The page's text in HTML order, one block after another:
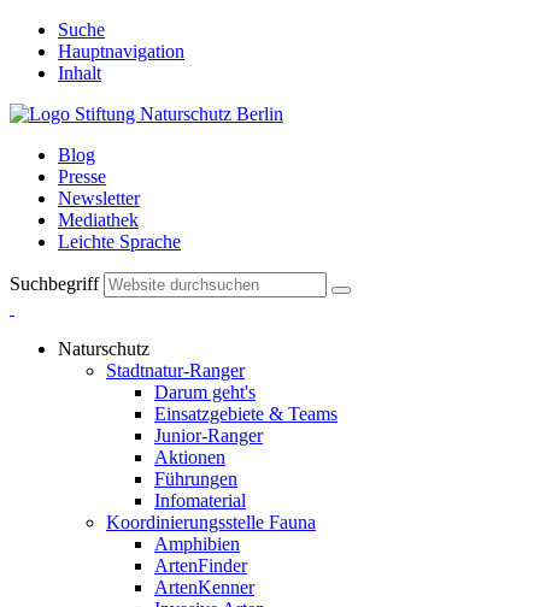
Suche
Hauptnavigation
Inhalt
Blog
Presse
Newsletter
Mediathek
Leichte Sprache
Suchbegriff
Naturschutz
Stadtnatur-Ranger
Darum geht's
Einsatzgebiete & Teams
Junior-Ranger
Aktionen
Führungen
Infomaterial
Koordinierungsstelle Fauna
Amphibien
ArtenFinder
ArtenKenner